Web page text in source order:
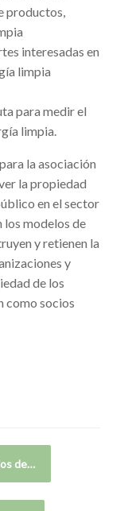
productos,
interesadas en
limpia
para medir el
limpia.
la asociación
la propiedad
en el sector
los modelos de
y retienen la
y
de los
como socios
de…